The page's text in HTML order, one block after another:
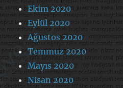
Ekim 2020
Eylül 2020
Ağustos 2020
Temmuz 2020
Mayıs 2020
Nisan 2020